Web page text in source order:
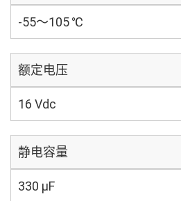
-55～105 ℃
额定电压
16 Vdc
静电容量
330 µF